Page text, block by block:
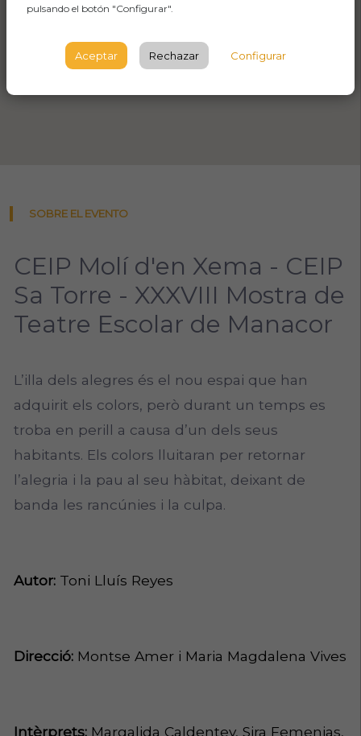
SOBRE EL EVENTO
CEIP Molí d'en Xema - CEIP
Sa Torre - XXXVIII Mostra de
Teatre Escolar de Manacor
L’illa dels alegres és el nou espai que han
adquirit els colors, però durant un temps es
troba en perill a causa d’un dels seus
habitants. Els colors lluitaran per retornar
l’alegria i la pau al seu hàbitat, deixant de
banda les rancúnies i la culpa.
Autor:Toni Lluís Reyes
Direcció: Montse Amer i Maria Magdalena Vives
Intèrprets: Margalida Caldentey, Sira Femenias,
pulsando el botón "Configurar".
Aceptar Rechazar Configurar